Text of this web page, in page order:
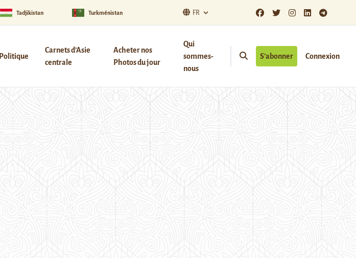
Tadjikistan Turkménistan FR
Politique
Carnets d’Asie
centrale
Acheter nos
Photos du jour
Qui
sommes-
nous
S’abonner Connexion